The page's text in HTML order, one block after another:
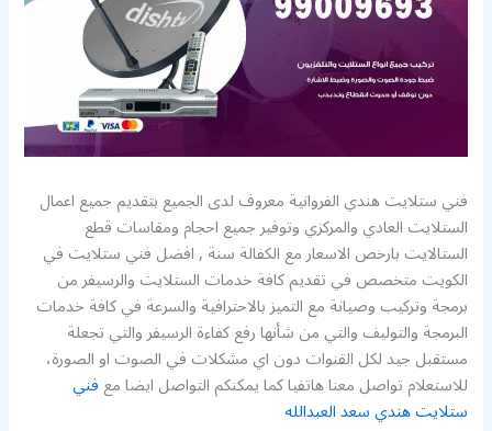
فني ستلايت هندي الفروانية معروف لدى الجميع بتقديم جميع اعمال
الستلايت العادي والمركزي وتوفير جميع احجام ومقاسات قطع
الستالايت بارخص الاسعار مع الكفالة سنة , افضل فني ستلايت في
الكويت متخصص في تقديم كافة خدمات الستلايت والرسيفر من
برمجة وتركيب وصيانة مع التميز بالاحترافية والسرعة في كافة خدمات
البرمجة والتوليف والتي من شأنها رفع كفاءة الرسيفر والتي تجعلة
مستقبل جيد لكل القنوات دون اي مشكلات في الصوت او الصورة،
للاستعلام تواصل معنا هاتفيا كما يمكنكم التواصل ايضا معفني
ستلايت هندي سعد العبدالله